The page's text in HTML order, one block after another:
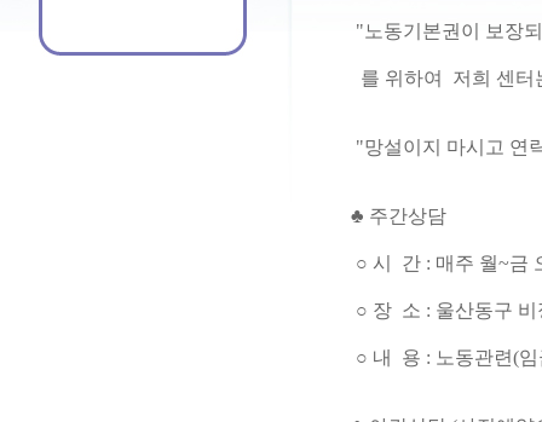
"노동기본권이 보장
를 위하여 저희 센터
"망설이지 마시고 연
♣ 주간상담
○ 시 간 : 매주 월~금
○ 장 소 : 울산동구
○ 내 용 : 노동관련(